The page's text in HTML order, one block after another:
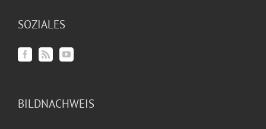
SOZIALES
BILDNACHWEIS